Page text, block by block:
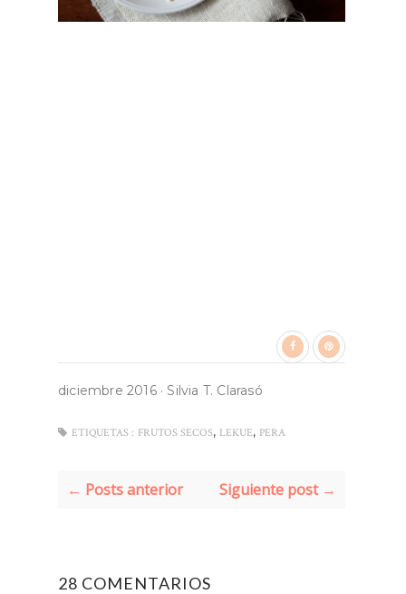
diciembre 2016· Silvia T. Clarasó
ETIQUETAS : FRUTOS SECOS, LEKUE, PERA
← Posts anterior Siguiente post →
28 COMENTARIOS